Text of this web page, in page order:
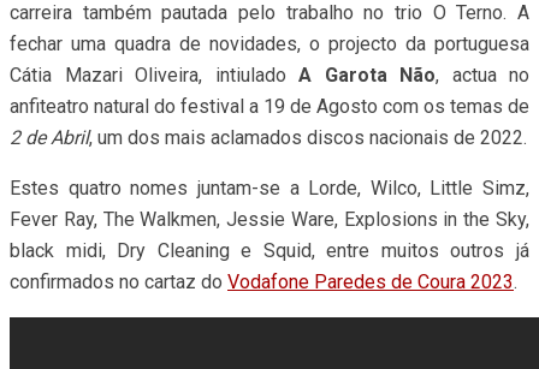
carreira também pautada pelo trabalho no trio O Terno. A
fechar uma quadra de novidades, o projecto da portuguesa
Cátia Mazari Oliveira, intiulado A Garota Não, actua no
anfiteatro natural do festival a 19 de Agosto com os temas de
2 de Abril, um dos mais aclamados discos nacionais de 2022.
Estes quatro nomes juntam-se a Lorde, Wilco, Little Simz,
Fever Ray, The Walkmen, Jessie Ware, Explosions in the Sky,
black midi, Dry Cleaning e Squid, entre muitos outros já
confirmados no cartaz do Vodafone Paredes de Coura 2023.